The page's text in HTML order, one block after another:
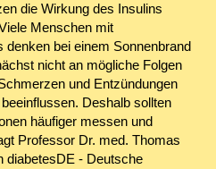
die Wirkung des Insulins
Menschen mit
denken bei einem Sonnenbrand
nicht an mögliche Folgen
und Entzündungen
Deshalb sollten
häufiger messen und
Professor Dr. med. Thomas
diabetesDE - Deutsche